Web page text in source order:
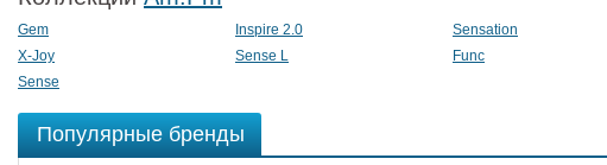
Gem Inspire 2.0
Sensation
X-Joy
Sense L
Func
Sense
Популярные бренды